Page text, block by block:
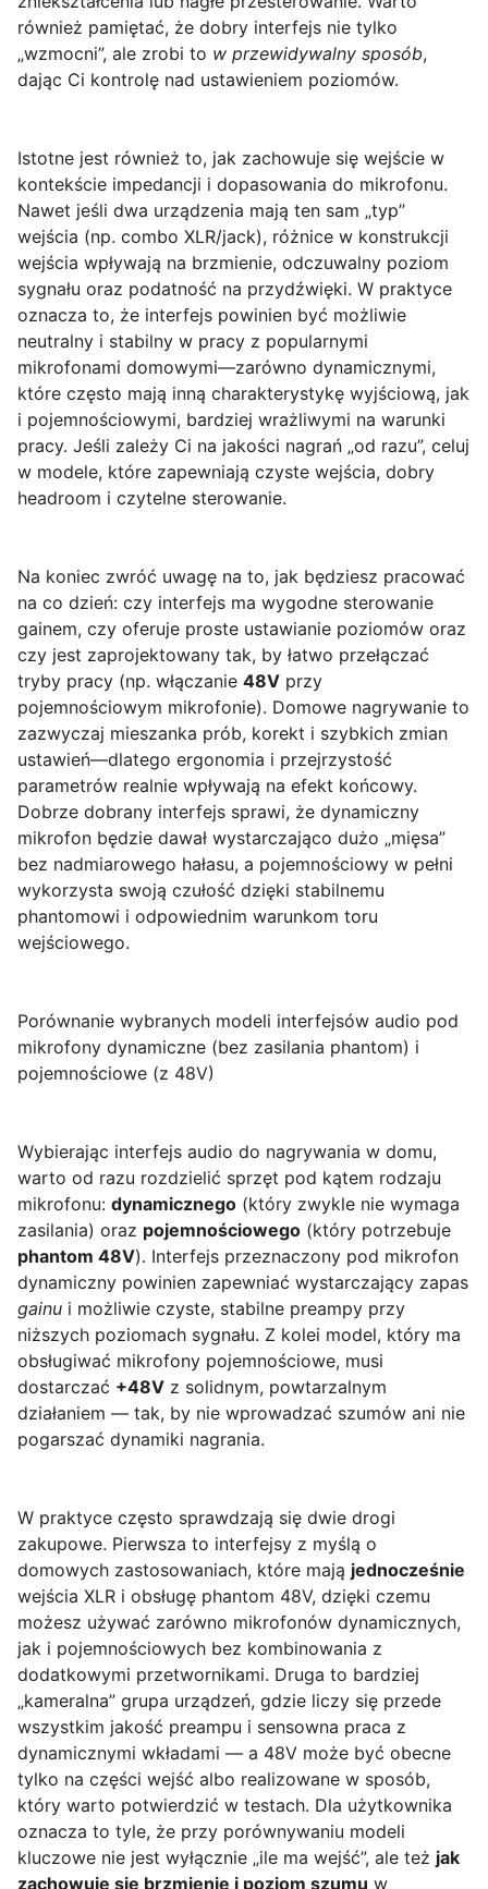
również pamiętać, że dobry interfejs nie tylko
„wzmocni”, ale zrobi to w przewidywalny sposób,
dając Ci kontrolę nad ustawieniem poziomów.
Istotne jest również to, jak zachowuje się wejście w
kontekście impedancji i dopasowania do mikrofonu.
Nawet jeśli dwa urządzenia mają ten sam „typ”
wejścia (np. combo XLR/jack), różnice w konstrukcji
wejścia wpływają na brzmienie, odczuwalny poziom
sygnału oraz podatność na przydźwięki. W praktyce
oznacza to, że interfejs powinien być możliwie
neutralny i stabilny w pracy z popularnymi
mikrofonami domowymi—zarówno dynamicznymi,
które często mają inną charakterystykę wyjściową, jak
i pojemnościowymi, bardziej wrażliwymi na warunki
pracy. Jeśli zależy Ci na jakości nagrań „od razu”, celuj
w modele, które zapewniają czyste wejścia, dobry
headroom i czytelne sterowanie.
Na koniec zwróć uwagę na to, jak będziesz pracować
na co dzień: czy interfejs ma wygodne sterowanie
gainem, czy oferuje proste ustawianie poziomów oraz
czy jest zaprojektowany tak, by łatwo przełączać
tryby pracy (np. włączanie 48V przy
pojemnościowym mikrofonie). Domowe nagrywanie to
zazwyczaj mieszanka prób, korekt i szybkich zmian
ustawień—dlatego ergonomia i przejrzystość
parametrów realnie wpływają na efekt końcowy.
Dobrze dobrany interfejs sprawi, że dynamiczny
mikrofon będzie dawał wystarczająco dużo „mięsa”
bez nadmiarowego hałasu, a pojemnościowy w pełni
wykorzysta swoją czułość dzięki stabilnemu
phantomowi i odpowiednim warunkom toru
wejściowego.
Porównanie wybranych modeli interfejsów audio pod
mikrofony dynamiczne (bez zasilania phantom) i
pojemnościowe (z 48V)
Wybierając interfejs audio do nagrywania w domu,
warto od razu rozdzielić sprzęt pod kątem rodzaju
mikrofonu: dynamicznego (który zwykle nie wymaga
zasilania) oraz pojemnościowego (który potrzebuje
phantom 48V). Interfejs przeznaczony pod mikrofon
dynamiczny powinien zapewniać wystarczający zapas
gainu i możliwie czyste, stabilne preampy przy
niższych poziomach sygnału. Z kolei model, który ma
obsługiwać mikrofony pojemnościowe, musi
dostarczać +48V z solidnym, powtarzalnym
działaniem — tak, by nie wprowadzać szumów ani nie
pogarszać dynamiki nagrania.
W praktyce często sprawdzają się dwie drogi
zakupowe. Pierwsza to interfejsy z myślą o
domowych zastosowaniach, które mają jednocześnie
wejścia XLR i obsługę phantom 48V, dzięki czemu
możesz używać zarówno mikrofonów dynamicznych,
jak i pojemnościowych bez kombinowania z
dodatkowymi przetwornikami. Druga to bardziej
„kameralna” grupa urządzeń, gdzie liczy się przede
wszystkim jakość preampu i sensowna praca z
dynamicznymi wkładami — a 48V może być obecne
tylko na części wejść albo realizowane w sposób,
który warto potwierdzić w testach. Dla użytkownika
oznacza to tyle, że przy porównywaniu modeli
kluczowe nie jest wyłącznie „ile ma wejść”, ale też jak
zachowuje się brzmienie i poziom szumu w